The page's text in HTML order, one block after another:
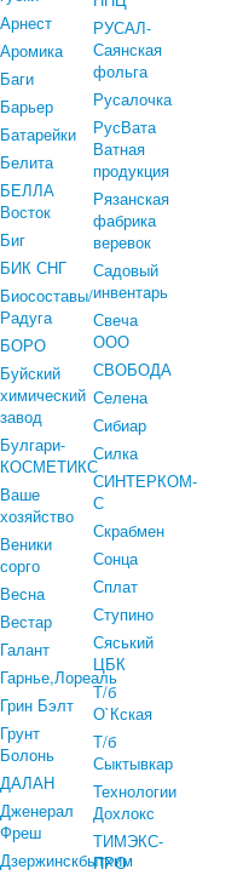
Арнест
Аромика
Баги
Барьер
Батарейки
Белита
БЕЛЛА
Восток
Биг
БИК СНГ
Биосоставы/
Радуга
БОРО
Буйский
химический
завод
Булгари-
КОСМЕТИКС
Ваше
хозяйство
Веники
сорго
Весна
Вестар
Галант
Гарнье,Лореаль
Грин Бэлт
Грунт
Болонь
ДАЛАН
Дженерал
Фреш
Дзержинскбытхим
РУСАЛ-
Саянская
фольга
Русалочка
РусВата
Ватная
продукция
Рязанская
фабрика
веревок
Садовый
инвентарь
Свеча
ООО
СВОБОДА
Селена
Сибиар
Силка
СИНТЕРКОМ-
С
Скрабмен
Сонца
Сплат
Ступино
Сяський
ЦБК
Т/б
О`Кская
Т/б
Сыктывкар
Технологии
Дохлокс
ТИМЭКС-
ПРО